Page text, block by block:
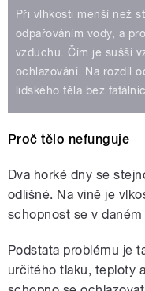
Při vlhkosti menší než
odpařováním vody, a
vzduchu. Čím je sušší
ochlazování. Na rozdíl
lidského těla bez
Proč tělo nefunguje
Dva horké dny se
odlišné. Na vině je
schopnost se v
Podstata problému je
určitého tlaku, teploty